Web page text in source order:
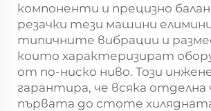
компоненти и прецизно
резачки тези машини
типичните вибрации и
които характеризират
от по-ниско ниво. Този
гарантира, че всяка
първата до стоте